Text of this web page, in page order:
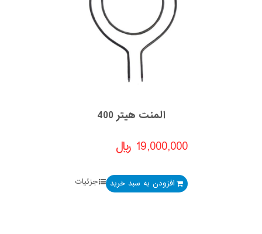
المنت هیتر 400
﷼ 19,000,000
افزودن به سبد خرید جزئیات